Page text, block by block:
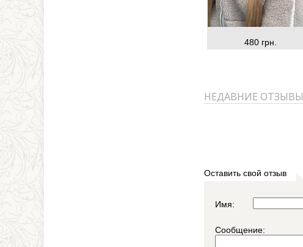
480 грн.
НЕДАВНИЕ ОТЗЫВЫ
Оставить свой отзыв
Имя:
Сообщение: